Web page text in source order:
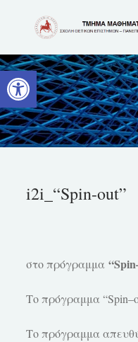
Ανοίξτε τη γραμμή εργαλείων
i2i_“Spin-out”
στο πρόγραμμα “Spin
Το πρόγραμμα “Spin–
Το πρόγραμμα